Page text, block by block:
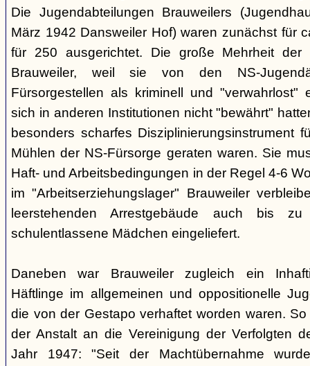
Die Jugendabteilungen Brauweilers
März 1942 Dansweiler Hof) waren zunächst für
für 250 ausgerichtet. Die große Mehrheit der
Brauweiler, weil sie von den NS-
Fürsorgestellen als kriminell und "verwahrlost"
sich in anderen Institutionen nicht "bewährt"
besonders scharfes Disziplinierungsinstrument
Mühlen der NS-Fürsorge geraten waren. Sie
Haft- und Arbeitsbedingungen in der Regel 4-6
im "Arbeitserziehungslager" Brauweiler
leerstehenden Arrestgebäude auch bis zu
schulentlassene Mädchen eingeliefert.
Daneben war Brauweiler zugleich ein
Häftlinge im allgemeinen und oppositionelle
die von der Gestapo verhaftet worden waren.
der Anstalt an die Vereinigung der Verfolgten
Jahr 1947: "Seit der Machtübernahme